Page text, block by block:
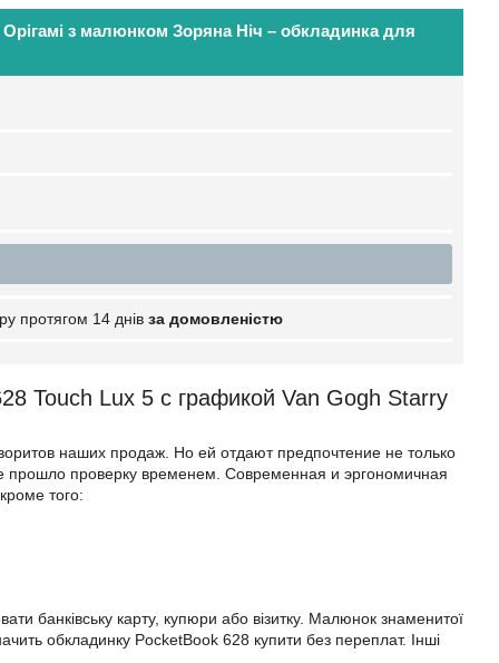
з малюнком Зоряна Ніч – обкладинка для
протягом 14 днів за домовленістю
Touch Lux 5 с графикой Van Gogh Starry
наших продаж. Но ей отдают предпочтение не только
прошло проверку временем. Современная и эргономичная
того:
банківську карту, купюри або візитку. Малюнок знаменитої
обкладинку PocketBook 628 купити без переплат. Інші